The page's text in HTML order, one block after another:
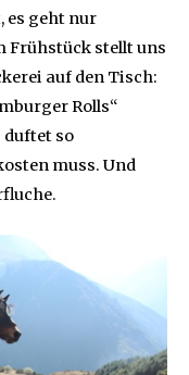
es geht nur
Frühstück stellt uns
auf den Tisch:
Rolls“
duftet so
muss. Und